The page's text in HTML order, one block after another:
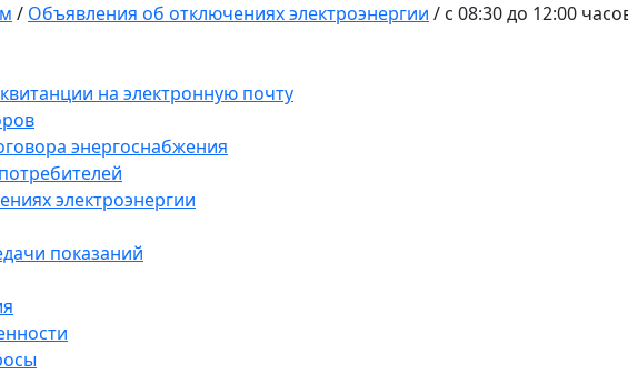
/ Объявления об отключениях электроэнергии / с 08:30 до 12:00
на электронную почту
энергоснабжения
электроэнергии
показаний